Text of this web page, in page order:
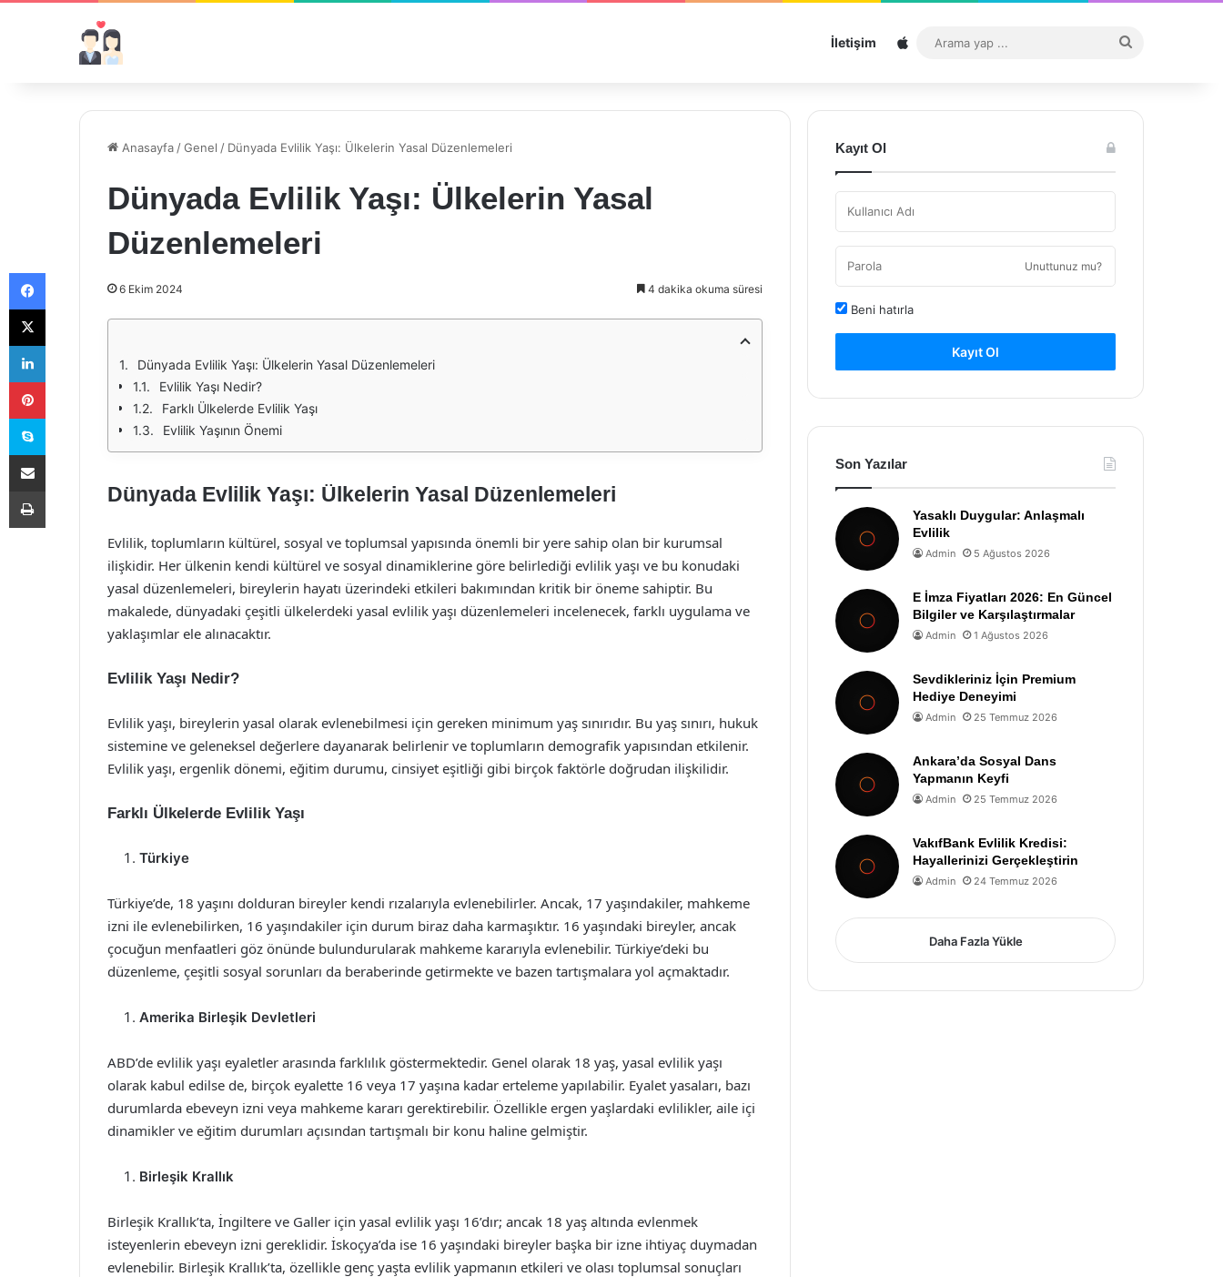
İletişim Sitemap
...
Anasayfa /Genel / Dünyada Evlilik Yaşı: Ülkelerin Yasal Düzenlemeleri
Dünyada Evlilik Yaşı: Ülkelerin Yasal
Düzenlemeleri
6 Ekim 2024 4 dakika okuma süresi
Dünyada Evlilik Yaşı: Ülkelerin Yasal Düzenlemeleri
Evlilik Yaşı Nedir?
Farklı Ülkelerde Evlilik Yaşı
Evlilik Yaşının Önemi
Dünyada Evlilik Yaşı: Ülkelerin Yasal Düzenlemeleri
Evlilik, toplumların kültürel, sosyal ve toplumsal yapısında önemli bir yere sahip olan bir kurumsal
ilişkidir. Her ülkenin kendi kültürel ve sosyal dinamiklerine göre belirlediği evlilik yaşı ve bu konudaki
yasal düzenlemeleri, bireylerin hayatı üzerindeki etkileri bakımından kritik bir öneme sahiptir. Bu
makalede, dünyadaki çeşitli ülkelerdeki yasal evlilik yaşı düzenlemeleri incelenecek, farklı uygulama ve
yaklaşımlar ele alınacaktır.
Evlilik Yaşı Nedir?
Evlilik yaşı, bireylerin yasal olarak evlenebilmesi için gereken minimum yaş sınırıdır. Bu yaş sınırı, hukuk
sistemine ve geleneksel değerlere dayanarak belirlenir ve toplumların demografik yapısından etkilenir.
Evlilik yaşı, ergenlik dönemi, eğitim durumu, cinsiyet eşitliği gibi birçok faktörle doğrudan ilişkilidir.
Farklı Ülkelerde Evlilik Yaşı
Türkiye
Türkiye’de, 18 yaşını dolduran bireyler kendi rızalarıyla evlenebilirler. Ancak, 17 yaşındakiler, mahkeme
izni ile evlenebilirken, 16 yaşındakiler için durum biraz daha karmaşıktır. 16 yaşındaki bireyler, ancak
çocuğun menfaatleri göz önünde bulundurularak mahkeme kararıyla evlenebilir. Türkiye’deki bu
düzenleme, çeşitli sosyal sorunları da beraberinde getirmekte ve bazen tartışmalara yol açmaktadır.
Amerika Birleşik Devletleri
ABD’de evlilik yaşı eyaletler arasında farklılık göstermektedir. Genel olarak 18 yaş, yasal evlilik yaşı
olarak kabul edilse de, birçok eyalette 16 veya 17 yaşına kadar erteleme yapılabilir. Eyalet yasaları, bazı
durumlarda ebeveyn izni veya mahkeme kararı gerektirebilir. Özellikle ergen yaşlardaki evlilikler, aile içi
dinamikler ve eğitim durumları açısından tartışmalı bir konu haline gelmiştir.
Birleşik Krallık
Birleşik Krallık’ta, İngiltere ve Galler için yasal evlilik yaşı 16’dır; ancak 18 yaş altında evlenmek
isteyenlerin ebeveyn izni gereklidir. İskoçya’da ise 16 yaşındaki bireyler başka bir izne ihtiyaç duymadan
evlenebilir. Birleşik Krallık’ta, özellikle genç yaşta evlilik yapmanın etkileri ve olası toplumsal sonuçları
Kayıt Ol
Unuttunuz mu?
Beni hatırla
Kayıt Ol
Son Yazılar
Yasaklı Duygular: Anlaşmalı
Evlilik
Admin 5 Ağustos 2026
E İmza Fiyatları 2026: En Güncel
Bilgiler ve Karşılaştırmalar
Admin 1 Ağustos 2026
Sevdikleriniz İçin Premium
Hediye Deneyimi
Admin 25 Temmuz 2026
Ankara’da Sosyal Dans
Yapmanın Keyfi
Admin 25 Temmuz 2026
VakıfBank Evlilik Kredisi:
Hayallerinizi Gerçekleştirin
Admin 24 Temmuz 2026
Daha Fazla Yükle
Facebook
X
LinkedIn
Pinterest
Skype
E-Posta ile paylaş